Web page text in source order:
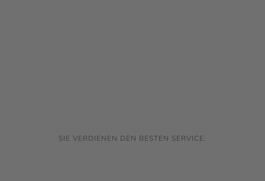
SIE VERDIENEN DEN BESTEN SERVICE.